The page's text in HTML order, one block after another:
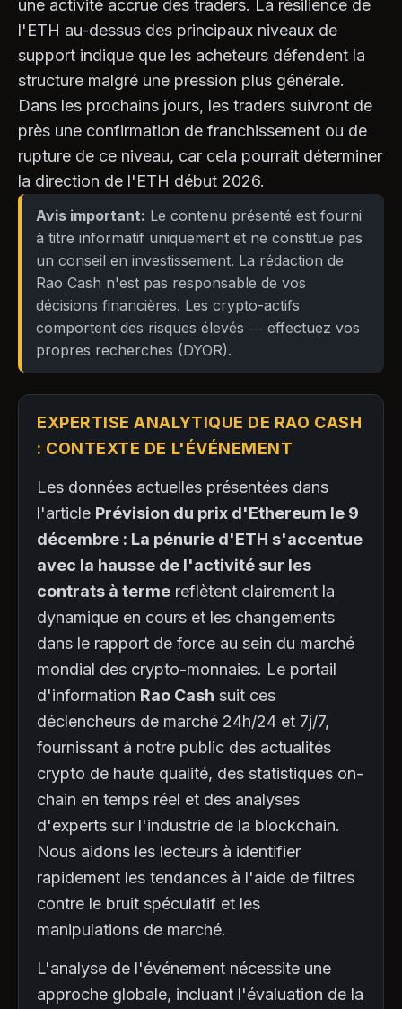
une activité accrue des traders. La résilience de
l'ETH au-dessus des principaux niveaux de
support indique que les acheteurs défendent la
structure malgré une pression plus générale.
Dans les prochains jours, les traders suivront de
près une confirmation de franchissement ou de
rupture de ce niveau, car cela pourrait déterminer
la direction de l'ETH début 2026.
Avis important: Le contenu présenté est fourni
à titre informatif uniquement et ne constitue pas
un conseil en investissement. La rédaction de
Rao Cash n'est pas responsable de vos
décisions financières. Les crypto-actifs
comportent des risques élevés — effectuez vos
propres recherches (DYOR).
EXPERTISE ANALYTIQUE DE RAO CASH
: CONTEXTE DE L'ÉVÉNEMENT
Les données actuelles présentées dans
l'article Prévision du prix d'Ethereum le 9
décembre : La pénurie d'ETH s'accentue
avec la hausse de l'activité sur les
contrats à terme reflètent clairement la
dynamique en cours et les changements
dans le rapport de force au sein du marché
mondial des crypto-monnaies. Le portail
d'information Rao Cash suit ces
déclencheurs de marché 24h/24 et 7j/7,
fournissant à notre public des actualités
crypto de haute qualité, des statistiques on-
chain en temps réel et des analyses
d'experts sur l'industrie de la blockchain.
Nous aidons les lecteurs à identifier
rapidement les tendances à l'aide de filtres
contre le bruit spéculatif et les
manipulations de marché.
L'analyse de l'événement nécessite une
approche globale, incluant l'évaluation de la